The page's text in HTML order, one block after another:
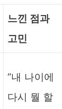
느낀 점과
고민
“내 나이에
다시 뭘 할